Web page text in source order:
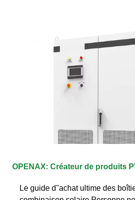
OPENAX: Créateur de produits
Le guide d''achat ultime des